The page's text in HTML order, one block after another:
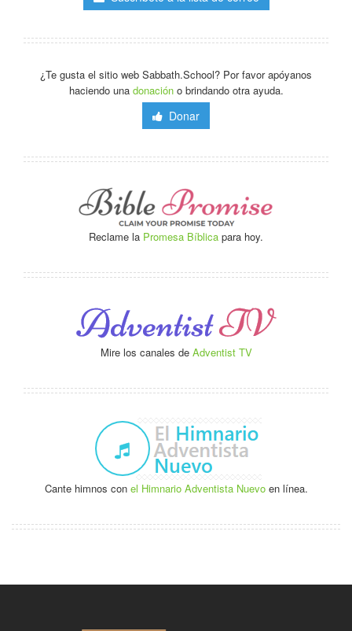
¿Te gusta el sitio web Sabbath.School? Por favor apóyanos
haciendo una donacióno brindando otra ayuda.
Donar
Reclame la Promesa Bíblica para hoy.
Mire los canales de Adventist TV
Cante himnos con el Himnario Adventista Nuevoen línea.